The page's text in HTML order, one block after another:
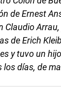
de Ernest
Claudio
de Erich
y tuvo un
días, de